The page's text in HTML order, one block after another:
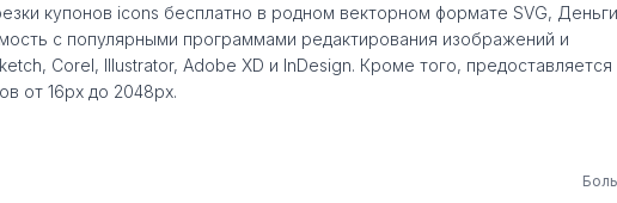
купонов icons бесплатно в родном векторном формате SVG,
с популярными программами редактирования изображений и
Corel, Illustrator, Adobe XD и InDesign. Кроме того, предоставляется
от 16px до 2048px.